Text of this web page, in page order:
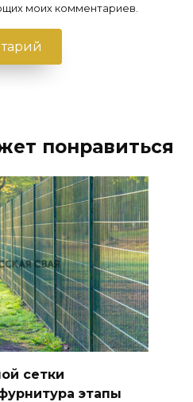
моих комментариев.
понравиться
сетки
этапы